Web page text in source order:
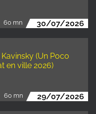
60 mn 30/07/2026
(Un Poco
en ville 2026)
60 mn 29/07/2026